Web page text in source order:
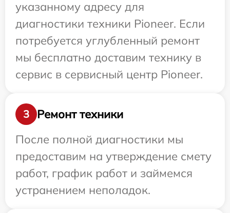
указанному адресу для
диагностики техники Pioneer. Если
потребуется углубленный ремонт
мы бесплатно доставим технику в
сервис в сервисный центр Pioneer.
3
Ремонт техники
После полной диагностики мы
предоставим на утверждение смету
работ, график работ и займемся
устранением неполадок.